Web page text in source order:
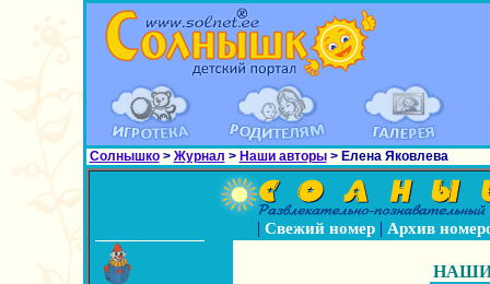
Солнышко> Журнал > Наши авторы> Елена Яковлева
| Свежий номер| Архив